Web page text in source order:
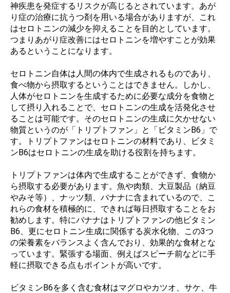
神疾患を発症するリスクが高じるとされています。あが
り症の治療に抗うつ剤を用いる場合がありますが、これ
はセロトニンの減少を抑えることを目的としています。
つまりあがり症改善にはセロトニンを増やすことが効果
あるということになります。
セロトニン自体は人間の体内で生成されるものであり、
食べ物から摂取するということはできません。しかし、
人体がセロトニンを生成するために必要な成分を食物と
して摂り入れることで、セロトニンの生成を活発化させ
ることは可能です。そのセロトニンの生成に欠かせない
物質というのが「トリプトファン」と「ビタミンB6」で
す。トリプトファンはセロトニンの材料であり、ビタミ
ンB6はセロトニンの生成を助ける役割を持ちます。
トリプトファンは体内で生成することができず、食物か
ら摂取する必要があります。魚や肉類、大豆製品（納豆
やみそ等）、ナッツ類、バナナに含まれているので、こ
れらの食材を積極的に、できれば毎日摂取することをお
勧めします。特にバナナはトリプトファンの他ビタミン
B6、更にセロトニン生成に関係する炭水化物、この3つ
の栄養素をバランスよく含んでおり、効果的な食材とな
っています。緊張する場面、例えばスピーチ前などに手
軽に摂取できる点もポイントが高いです。
ビタミンB6を多く含む食材はマグロやカツオ、サケ、牛